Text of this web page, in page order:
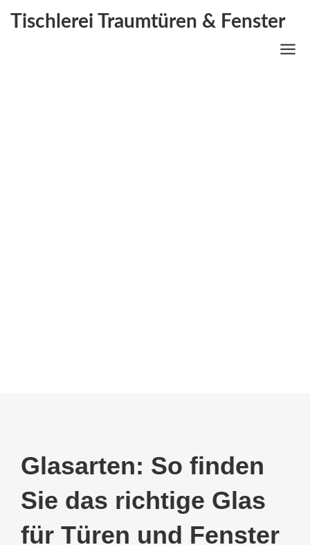
Tischlerei Traumtüren & Fenster
Glasarten: So finden
Sie das richtige Glas
für Türen und Fenster